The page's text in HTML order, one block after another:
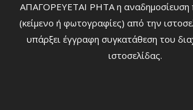
ΑΠΑΓΟΡΕΥΕΤΑΙ ΡΗΤΑ η αναδημοσίευση
(κείμενο ή φωτογραφίες) από την
υπάρξει έγγραφη συγκατάθεση του
ιστοσελίδας.